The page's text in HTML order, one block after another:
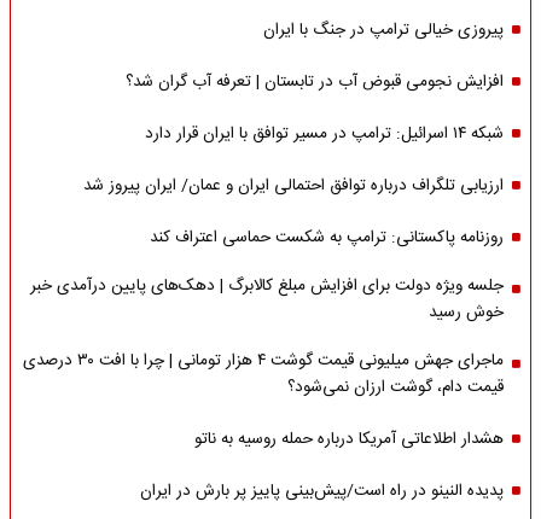
پیروزی خیالی ترامپ در جنگ با ایران
افزایش نجومی قبوض آب در تابستان | تعرفه آب گران شد؟
شبکه ۱۴ اسرائیل: ترامپ در مسیر توافق با ایران قرار دارد
ارزیابی تلگراف درباره توافق احتمالی ایران و عمان/ ایران پیروز شد
روزنامه پاکستانی: ترامپ به شکست حماسی اعتراف کند
جلسه ویژه دولت برای افزایش مبلغ کالابرگ | دهک‌های پایین درآمدی خبر
خوش رسید
ماجرای جهش میلیونی قیمت گوشت ۴ هزار تومانی | چرا با افت ۳۰ درصدی
قیمت دام، گوشت ارزان نمی‌شود؟
هشدار اطلاعاتی آمریکا درباره حمله روسیه به ناتو
پدیده النینو در راه است/پیش‌بینی پاییز پر بارش در ایران